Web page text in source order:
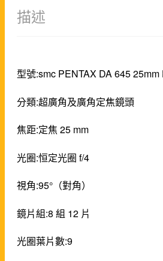
描述
型號:smc PENTAX DA 645
分類:超廣角及廣角定焦鏡頭
焦距:定焦 25 mm
光圈:恒定光圈 f/4
視角:95°（對角）
鏡片組:8 組 12 片
光圈葉片數:9